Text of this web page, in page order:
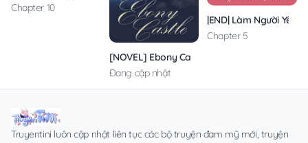
Chapter 10
[NOVEL] Ebony Castle
Đang cập nhật
|END| Làm Người Yêu
Chapter 5
Truyentini luôn cập nhật liên tục các bộ truyện đam mỹ mới, truyện